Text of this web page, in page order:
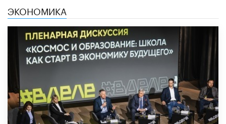
ЭКОНОМИКА